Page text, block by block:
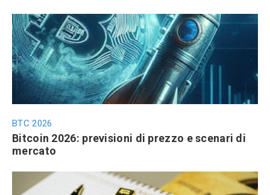
BTC 2026
Bitcoin 2026: previsioni di prezzo e scenari di
mercato